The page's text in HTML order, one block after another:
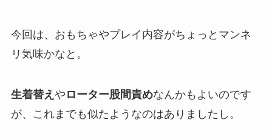
今回は、おもちゃやプレイ内容がちょっとマンネ
リ気味かなと。
生着替え や ローター股間責めなんかもよいのです
が、これまでも似たようなのはありましたし。